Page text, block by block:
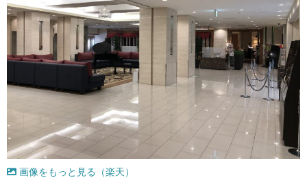
画像をもっと見る（楽天）